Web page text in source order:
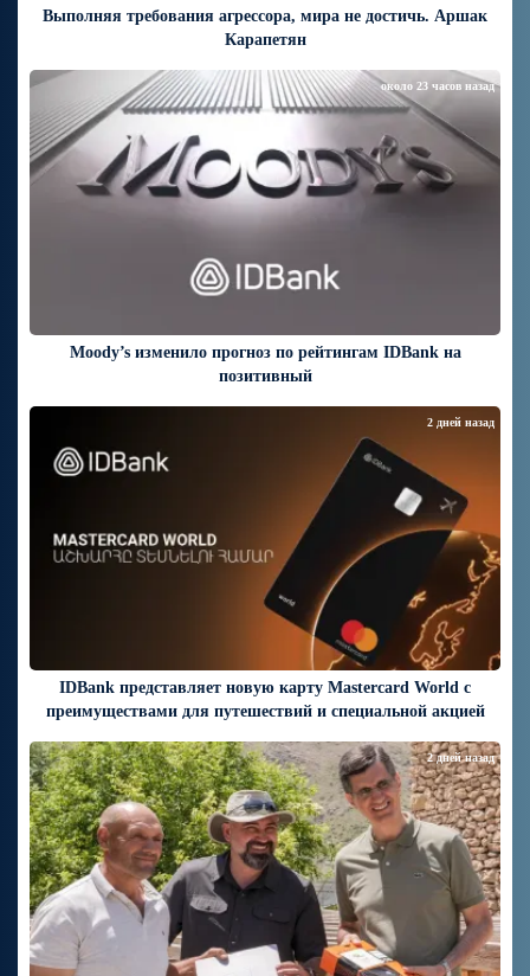
Выполняя требования агрессора, мира не достичь. Аршак
Карапетян
Moody’s изменило прогноз по рейтингам IDBank на
позитивный
около 23 часов назад
IDBank представляет новую карту Mastercard World с
преимуществами для путешествий и специальной акцией
2 дней назад
2 дней назад